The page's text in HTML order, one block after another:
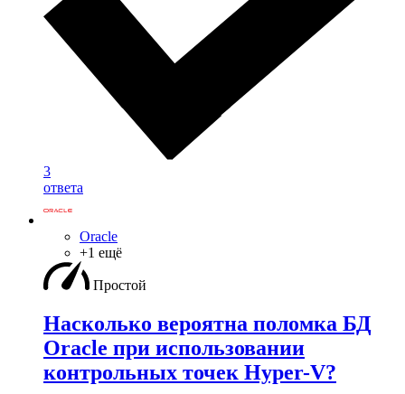
3
ответа
Oracle
+1 ещё
Простой
Насколько вероятна поломка БД
Oracle при использовании
контрольных точек Hyper-V?